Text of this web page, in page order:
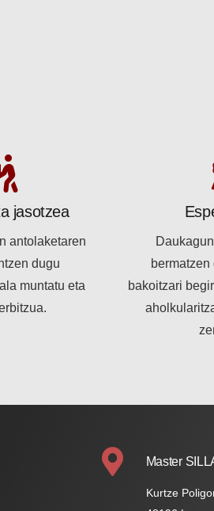
jasotzea
antolaketaren
dugu
muntatu eta
bakoitzari
Master
Kurtze